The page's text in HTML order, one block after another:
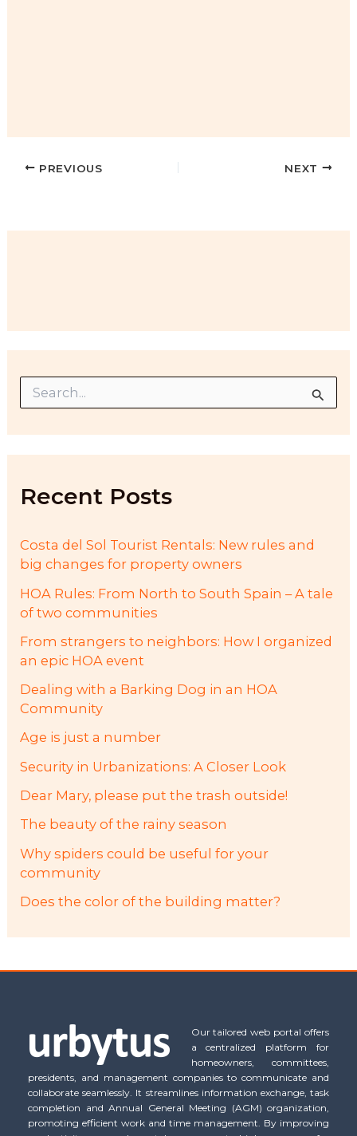
PREVIOUS NEXT
r
o
Recent Posts
Costa del Sol Tourist Rentals: New rules and
big changes for property owners
HOA Rules: From North to South Spain – A tale
of two communities
From strangers to neighbors: How I organized
an epic HOA event
Dealing with a Barking Dog in an HOA
Community
Age is just a number
Security in Urbanizations: A Closer Look
Dear Mary, please put the trash outside!
The beauty of the rainy season
Why spiders could be useful for your
community
Does the color of the building matter?
Our tailored web portal offers
a centralized platform for
homeowners, committees,
presidents, and management companies to communicate and
collaborate seamlessly. It streamlines information exchange, task
completion and Annual General Meeting (AGM) organization,
promoting efficient work and time management. By improving